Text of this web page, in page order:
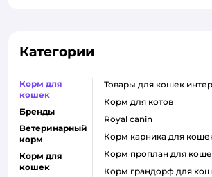
Категории
Корм для
кошек
Бренды
Ветеринарный
корм
Корм для
кошек
товары для кошек
корм для котов
royal canin
корм карника для
корм проплан для
корм грандорф для